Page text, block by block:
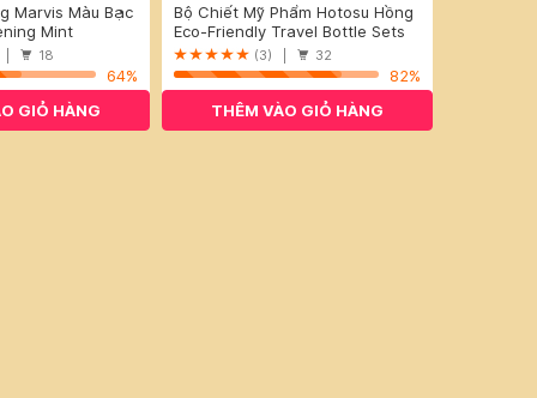
Marvis Màu Bạc
85ml
Mint
| 18
64%
GIỎ HÀNG
Bộ Chiết Mỹ Phẩm Hotosu Hồng
(9 Món)
Eco-Friendly Travel Bottle Sets
(3) | 32
82%
THÊM VÀO GIỎ HÀNG